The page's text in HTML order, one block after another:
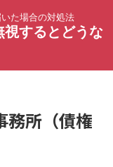
た場合の対処法
するとどうな
務所（債権